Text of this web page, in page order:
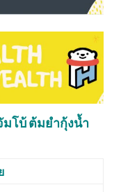
มโบ้ ต้มยำกุ้งน้ำ